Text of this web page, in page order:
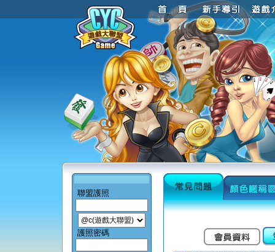
聯盟護照
護照密碼